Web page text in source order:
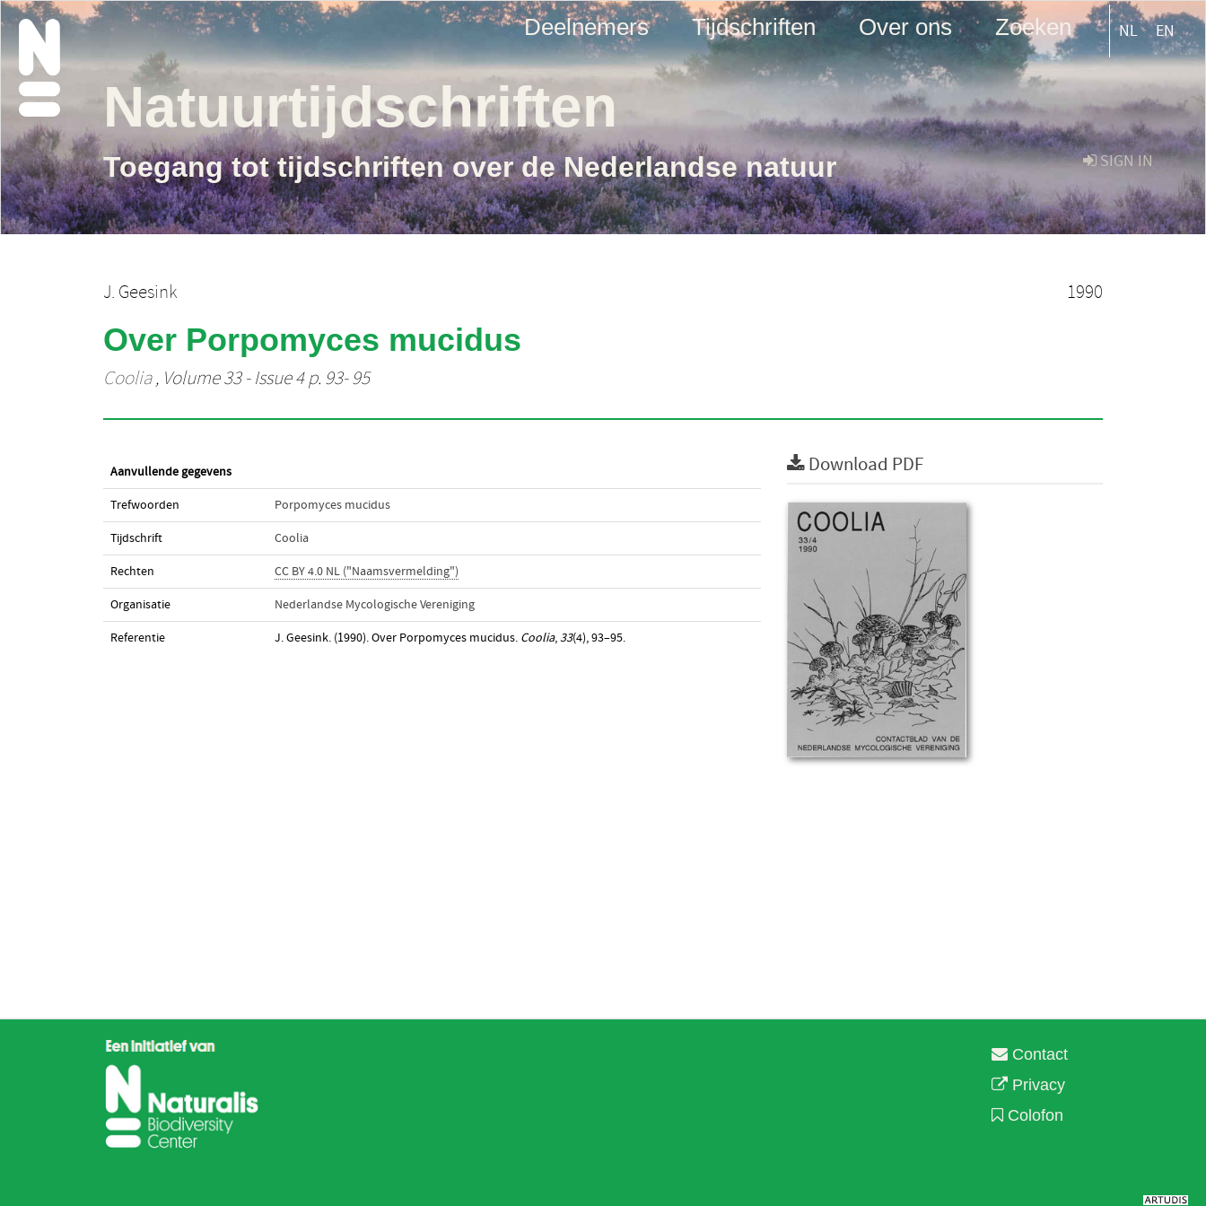
Deelnemers Tijdschriften Over ons Zoeken NL EN
SIGN IN
Natuurtijdschriften
Toegang tot tijdschriften over de Nederlandse natuur
J. Geesink 1990
Over Porpomyces mucidus
Coolia, Volume 33 - Issue 4 p. 93- 95
Aanvullende gegevens
Trefwoorden Porpomyces mucidus
Tijdschrift Coolia
Rechten CC BY 4.0 NL ("Naamsvermelding")
Organisatie Nederlandse Mycologische Vereniging
Referentie J. Geesink. (1990). Over Porpomyces mucidus. Coolia, 33(4), 93–95.
Download PDF
Contact
Privacy
Colofon